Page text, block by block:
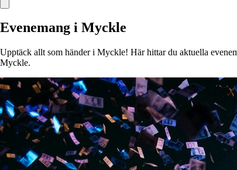
Evenemang i Myckle
Upptäck allt som händer i Myckle! Här hittar du aktuella
Myckle.